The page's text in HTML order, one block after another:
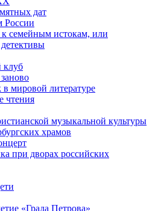
дат
России
семейным истокам, или
клуб
в мировой литературе
чтения
музыкальной культуры
храмов
при дворах российских
«Града Петрова»